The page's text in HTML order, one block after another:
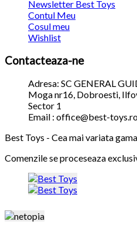
Newsletter Best Toys
Contul Meu
Cosul meu
Wishlist
Contacteaza-ne
Adresa: SC GENERAL
Moga nr16, Dobroesti,
Sector 1
Email : office@best-
Best Toys - Cea mai variata
Comenzile se proceseaza